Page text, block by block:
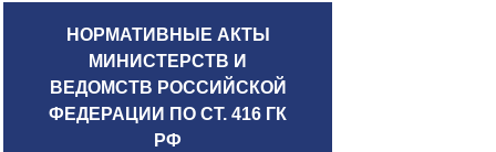
НОРМАТИВНЫЕ АКТЫ
МИНИСТЕРСТВ И
ВЕДОМСТВ РОССИЙСКОЙ
ФЕДЕРАЦИИ ПО СТ. 416 ГК
РФ